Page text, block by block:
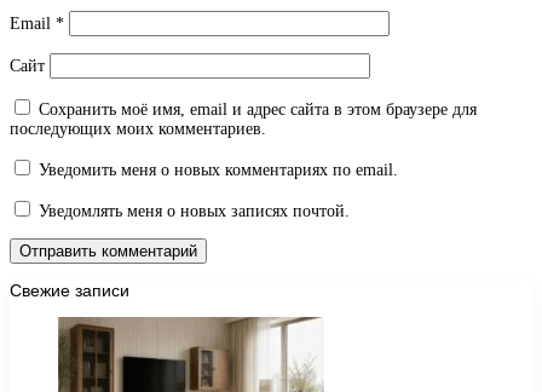
Email *
Сайт
Сохранить моё имя, email и адрес сайта в этом браузере для
последующих моих комментариев.
Уведомить меня о новых комментариях по email.
Уведомлять меня о новых записях почтой.
Свежие записи